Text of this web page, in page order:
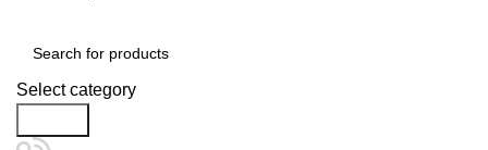
Select category